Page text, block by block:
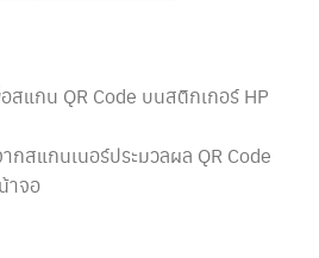
สแกน QR Code บนสติกเกอร์ HP
สแกนเนอร์ประมวลผล QR Code
าจอ